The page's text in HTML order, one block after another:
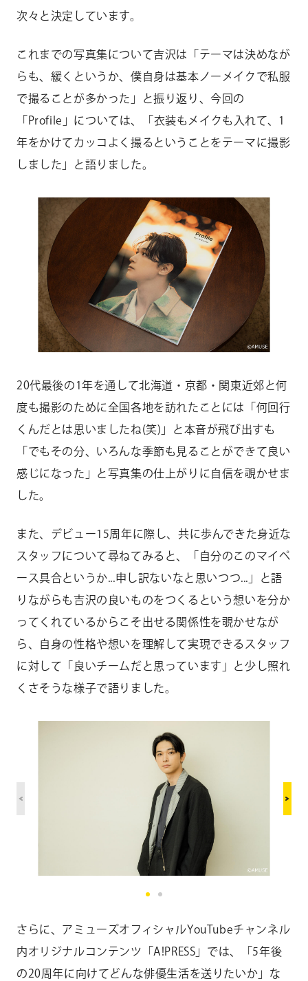
次々と決定しています。
これまでの写真集について吉沢は「テーマは決めなが
らも、緩くというか、僕自身は基本ノーメイクで私服
で撮ることが多かった」と振り返り、今回の
「Profile」については、「衣装もメイクも入れて、1
年をかけてカッコよく撮るということをテーマに撮影
しました」と語りました。
20代最後の1年を通して北海道・京都・関東近郊と何
度も撮影のために全国各地を訪れたことには「何回行
くんだとは思いましたね(笑)」と本音が飛び出すも
「でもその分、いろんな季節も見ることができて良い
感じになった」と写真集の仕上がりに自信を覗かせま
した。
また、デビュー15周年に際し、共に歩んできた身近な
スタッフについて尋ねてみると、「自分のこのマイペ
ース具合というか...申し訳ないなと思いつつ...」と語
りながらも吉沢の良いものをつくるという想いを分か
ってくれているからこそ出せる関係性を覗かせなが
ら、自身の性格や想いを理解して実現できるスタッフ
に対して「良いチームだと思っています」と少し照れ
くさそうな様子で語りました。
さらに、アミューズオフィシャルYouTubeチャンネル
内オリジナルコンテンツ「A!PRESS」では、「5年後
の20周年に向けてどんな俳優生活を送りたいか」な